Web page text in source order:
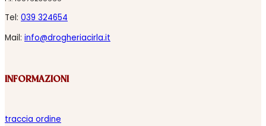
Tel: 039 324654
Mail: info@drogheriacirla.it
INFORMAZIONI
traccia ordine